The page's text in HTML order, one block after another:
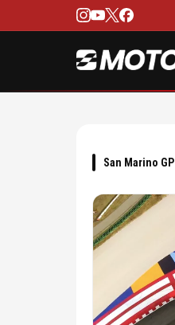
San Marino GP